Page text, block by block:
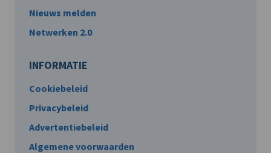
Nieuws melden
Netwerken 2.0
INFORMATIE
Cookiebeleid
Privacybeleid
Advertentiebeleid
Algemene voorwaarden